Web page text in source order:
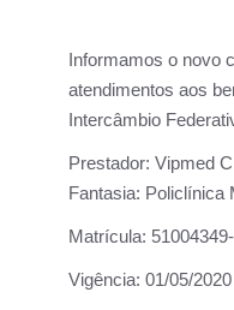
Informamos o novo
atendimentos aos
Intercâmbio
Prestador: Vipmed
Fantasia: Policlínica
Matrícula:
Vigência: 01/05/2020